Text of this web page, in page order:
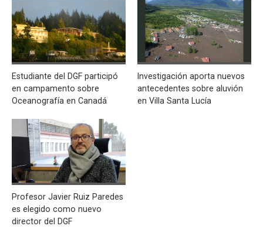
Estudiante del DGF participó
en campamento sobre
Oceanografía en Canadá
Investigación aporta nuevos
antecedentes sobre aluvión
en Villa Santa Lucía
Profesor Javier Ruiz Paredes
es elegido como nuevo
director del DGF